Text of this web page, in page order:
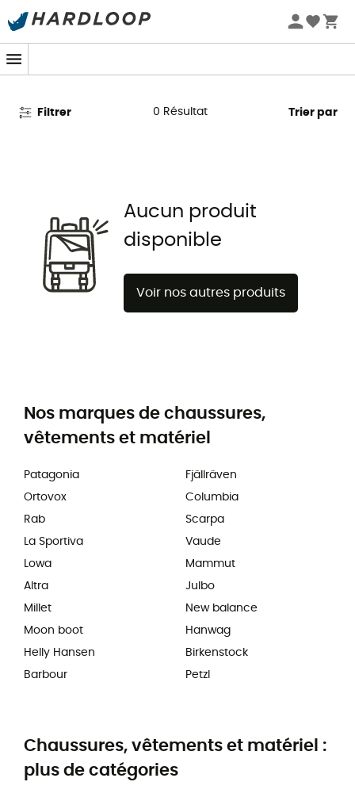
Promos d'été 🔥 -5 % EXTRA dès 2 produits* code Summer5
Sacs de couchage Vango
Filtrer 0 Résultat Trier par
Aucun produit
disponible
Voir nos autres produits
Nos marques de chaussures,
vêtements et matériel
Patagonia
Ortovox
Rab
La Sportiva
Lowa
Altra
Millet
Moon boot
Helly Hansen
Barbour
Fjällräven
Columbia
Scarpa
Vaude
Mammut
Julbo
New balance
Hanwag
Birkenstock
Petzl
Chaussures, vêtements et matériel :
plus de catégories